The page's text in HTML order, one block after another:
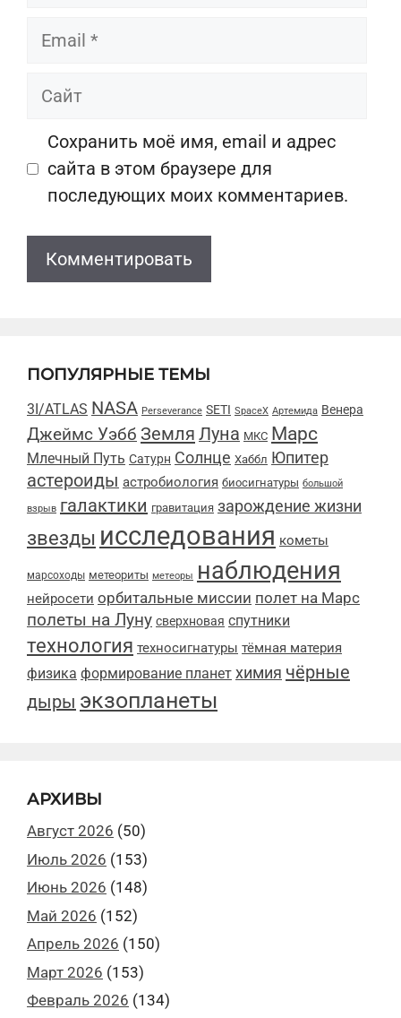
Email
Сайт
Сохранить моё имя, email и адрес
сайта в этом браузере для
последующих моих комментариев.
ПОПУЛЯРНЫЕ ТЕМЫ
3I/ATLAS NASA Perseverance SETI SpaceX Артемида Венера
Джеймс Уэбб Земля Луна МКС Марс
Млечный Путь Сатурн Солнце Хаббл Юпитер
астероиды астробиология биосигнатуры большой
взрыв галактики гравитация зарождение жизни
звезды исследования кометы
марсоходы метеориты метеоры наблюдения
нейросети орбитальные миссии полет на Марс
полеты на Луну сверхновая спутники
технология техносигнатуры тёмная материя
физика формирование планет химия чёрные
дыры экзопланеты
АРХИВЫ
Август 2026 (50)
Июль 2026 (153)
Июнь 2026 (148)
Май 2026 (152)
Апрель 2026 (150)
Март 2026 (153)
Февраль 2026 (134)